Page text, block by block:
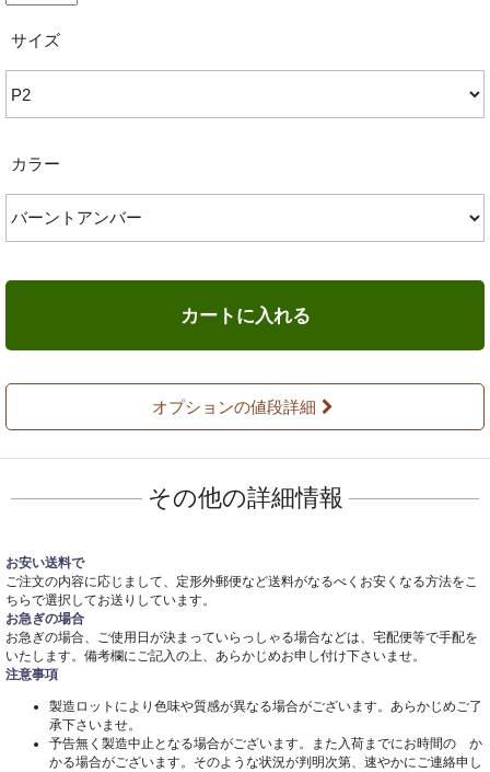
サイズ
カラー
カートに入れる
オプションの値段詳細
その他の詳細情報
お安い送料で
ご注文の内容に応じまして、定形外郵便など送料がなるべくお安くなる方法をこ
ちらで選択してお送りしています。
お急ぎの場合
お急ぎの場合、ご使用日が決まっていらっしゃる場合などは、宅配便等で手配を
いたします。備考欄にご記入の上、あらかじめお申し付け下さいませ。
注意事項
製造ロットにより色味や質感が異なる場合がございます。あらかじめご了
承下さいませ。
予告無く製造中止となる場合がございます。また入荷までにお時間の か
かる場合がございます。そのような状況が判明次第、速やかにご連絡申し